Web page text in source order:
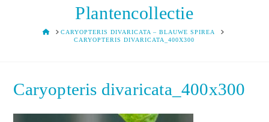
Plantencollectie
HOMECARYOPTERIS DIVARICATA – BLAUWE SPIREA
CARYOPTERIS DIVARICATA_400X300
Caryopteris divaricata_400x300